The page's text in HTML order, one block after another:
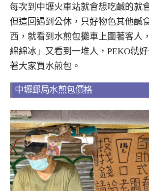
每次到中壢火車站就會想吃鹹的就
但這回遇到公休，只好物色其他鹹
西，就看到水煎包攤車上圍著客人
綿綿冰」又看到一堆人，PEKO就
著大家買水煎包。
中壢郵局水煎包價格